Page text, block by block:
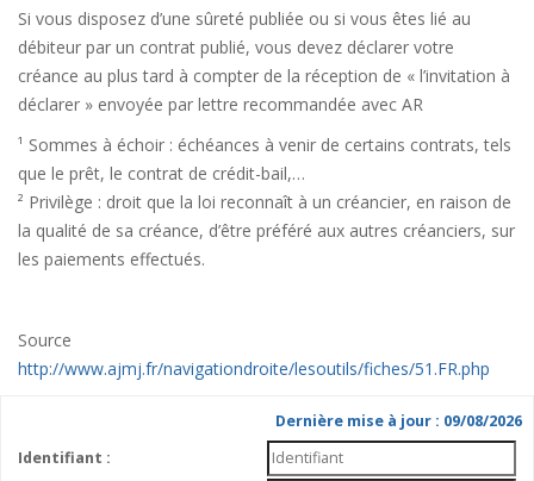
Si vous disposez d’une sûreté publiée ou si vous êtes lié au
débiteur par un contrat publié, vous devez déclarer votre
créance au plus tard à compter de la réception de « l’invitation à
déclarer » envoyée par lettre recommandée avec AR
¹ Sommes à échoir : échéances à venir de certains contrats, tels
que le prêt, le contrat de crédit-bail,…
² Privilège : droit que la loi reconnaît à un créancier, en raison de
la qualité de sa créance, d’être préféré aux autres créanciers, sur
les paiements effectués.
Source
http://www.ajmj.fr/navigationdroite/lesoutils/fiches/51.FR.php
Dernière mise à jour : 09/08/2026
Identifiant :